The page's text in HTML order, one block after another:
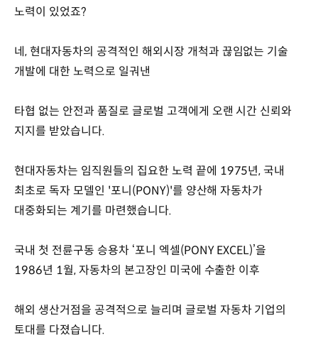
노력이 있었죠?
네, 현대자동차의 공격적인 해외시장 개척과 끊임없는 기술
개발에 대한 노력으로 일궈낸
타협 없는 안전과 품질로 글로벌 고객에게 오랜 시간 신뢰와
지지를 받았습니다.
현대자동차는 임직원들의 집요한 노력 끝에 1975년, 국내
최초로 독자 모델인 '포니(PONY)'를 양산해 자동차가
대중화되는 계기를 마련했습니다.
국내 첫 전륜구동 승용차 ‘포니 엑셀(PONY EXCEL)’을
1986년 1월, 자동차의 본고장인 미국에 수출한 이후
해외 생산거점을 공격적으로 늘리며 글로벌 자동차 기업의
토대를 다졌습니다.